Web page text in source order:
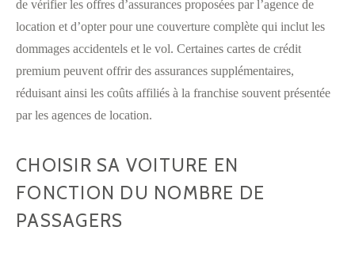
de vérifier les offres d’assurances proposées par l’agence de
location et d’opter pour une couverture complète qui inclut les
dommages accidentels et le vol. Certaines cartes de crédit
premium peuvent offrir des assurances supplémentaires,
réduisant ainsi les coûts affiliés à la franchise souvent présentée
par les agences de location.
CHOISIR SA VOITURE EN
FONCTION DU NOMBRE DE
PASSAGERS